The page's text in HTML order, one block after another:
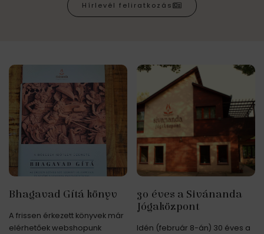
Hírlevél feliratkozás
Bhagavad Gítá könyv
A frissen érkezett könyvek már
elérhetőek webshopunk
30 éves a Sivánanda
Jógaközpont
Idén (február 8-án) 30 éves a